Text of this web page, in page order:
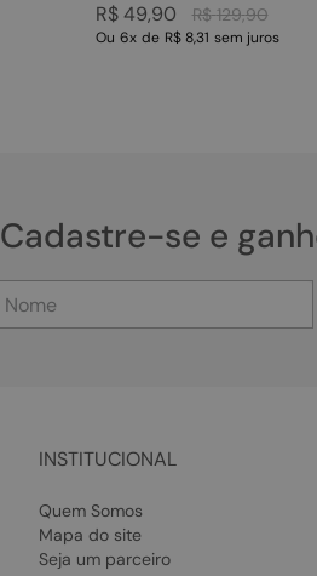
R$ 129,90
R$ 49,90
Ou 6x de R$ 8,31 sem juros
Cadastre-se e
INSTITUCIONAL
Quem Somos
Mapa do site
Seja um parceiro